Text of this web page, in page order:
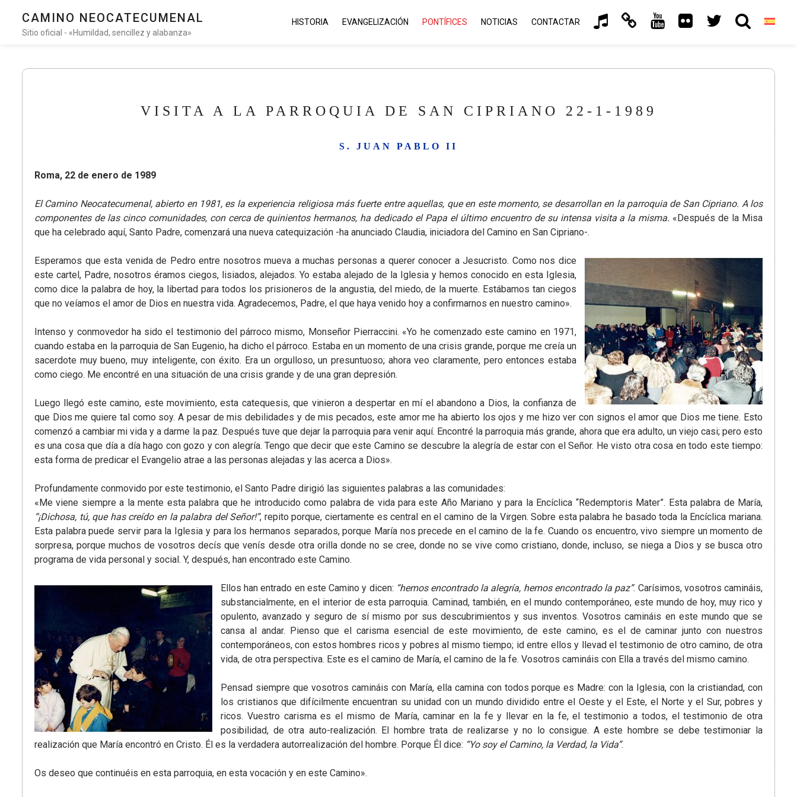
CAMINO NEOCATECUMENAL
Sitio oficial - «Humildad, sencillez y alabanza»
HISTORIA EVANGELIZACIÓN PONTÍFICES NOTICIAS CONTACTAR
VISITA A LA PARROQUIA DE SAN CIPRIANO 22-1-1989
S. JUAN PABLO II
Roma, 22 de enero de 1989
El Camino Neocatecumenal, abierto en 1981, es la experiencia religiosa más fuerte entre aquellas, que en este momento, se desarrollan en la parroquia de San Cipriano. A los
componentes de las cinco comunidades, con cerca de quinientos hermanos, ha dedicado el Papa el último encuentro de su intensa visita a la misma. «Después de la Misa
que ha celebrado aquí, Santo Padre, comenzará una nueva catequización -ha anunciado Claudia, iniciadora del Camino en San Cipriano-.
Esperamos que esta venida de Pedro entre nosotros mueva a muchas personas a querer conocer a Jesucristo. Como nos dice
este cartel, Padre, nosotros éramos ciegos, lisiados, alejados. Yo estaba alejado de la Iglesia y hemos conocido en esta Iglesia,
como dice la palabra de hoy, la libertad para todos los prisioneros de la angustia, del miedo, de la muerte. Estábamos tan ciegos
que no veíamos el amor de Dios en nuestra vida. Agradecemos, Padre, el que haya venido hoy a confirmarnos en nuestro camino».
Intenso y conmovedor ha sido el testimonio del párroco mismo, Monseñor Pierraccini. «Yo he comenzado este camino en 1971,
cuando estaba en la parroquia de San Eugenio, ha dicho el párroco. Estaba en un momento de una crisis grande, porque me creía un
sacerdote muy bueno, muy inteligente, con éxito. Era un orgulloso, un presuntuoso; ahora veo claramente, pero entonces estaba
como ciego. Me encontré en una situación de una crisis grande y de una gran depresión.
Luego llegó este camino, este movimiento, esta catequesis, que vinieron a despertar en mí el abandono a Dios, la confianza de
que Dios me quiere tal como soy. A pesar de mis debilidades y de mis pecados, este amor me ha abierto los ojos y me hizo ver con signos el amor que Dios me tiene. Esto
comenzó a cambiar mi vida y a darme la paz. Después tuve que dejar la parroquia para venir aquí. Encontré la parroquia más grande, ahora que era adulto, un viejo casi; pero esto
es una cosa que día a día hago con gozo y con alegría. Tengo que decir que este Camino se descubre la alegría de estar con el Señor. He visto otra cosa en todo este tiempo:
esta forma de predicar el Evangelio atrae a las personas alejadas y las acerca a Dios».
Profundamente conmovido por este testimonio, el Santo Padre dirigió las siguientes palabras a las comunidades:
«Me viene siempre a la mente esta palabra que he introducido como palabra de vida para este Año Mariano y para la Encíclica “Redemptoris Mater”. Esta palabra de María,
“¡Dichosa, tú, que has creído en la palabra del Señor!”, repito porque, ciertamente es central en el camino de la Virgen. Sobre esta palabra he basado toda la Encíclica mariana.
Esta palabra puede servir para la Iglesia y para los hermanos separados, porque María nos precede en el camino de la fe. Cuando os encuentro, vivo siempre un momento de
sorpresa, porque muchos de vosotros decís que venís desde otra orilla donde no se cree, donde no se vive como cristiano, donde, incluso, se niega a Dios y se busca otro
programa de vida personal y social. Y, después, han encontrado este Camino.
Ellos han entrado en este Camino y dicen: “hemos encontrado la alegría, hemos encontrado la paz”. Carísimos, vosotros camináis,
substancialmente, en el interior de esta parroquia. Caminad, también, en el mundo contemporáneo, este mundo de hoy, muy rico y
opulento, avanzado y seguro de sí mismo por sus descubrimientos y sus inventos. Vosotros camináis en este mundo que se
cansa al andar. Pienso que el carisma esencial de este movimiento, de este camino, es el de caminar junto con nuestros
contemporáneos, con estos hombres ricos y pobres al mismo tiempo; id entre ellos y llevad el testimonio de otro camino, de otra
vida, de otra perspectiva. Este es el camino de María, el camino de la fe. Vosotros camináis con Ella a través del mismo camino.
Pensad siempre que vosotros camináis con María, ella camina con todos porque es Madre: con la Iglesia, con la cristiandad, con
los cristianos que difícilmente encuentran su unidad con un mundo dividido entre el Oeste y el Este, el Norte y el Sur, pobres y
ricos. Vuestro carisma es el mismo de María, caminar en la fe y llevar en la fe, el testimonio a todos, el testimonio de otra
posibilidad, de otra auto-realización. El hombre trata de realizarse y no lo consigue. A este hombre se debe testimoniar la
realización que María encontró en Cristo. Él es la verdadera autorrealización del hombre. Porque Él dice: “Yo soy el Camino, la Verdad, la Vida”.
Os deseo que continuéis en esta parroquia, en esta vocación y en este Camino».